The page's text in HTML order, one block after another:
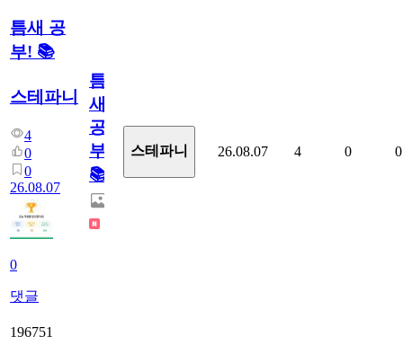
틈새 공
부! 📚
스테파니
4
0
0
26.08.07
0
댓글
틈
새
공
부!
📚
스테파니 26.08.07 4 0 0
196751